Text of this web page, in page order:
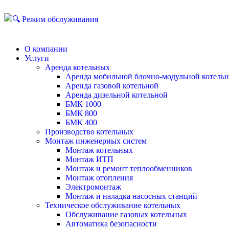
О компании
Услуги
Аренда котельных
Аренда мобильной блочно-модульной
Аренда газовой котельной
Аренда дизельной котельной
БМК 1000
БМК 800
БМК 400
Производство котельных
Монтаж инженерных систем
Монтаж котельных
Монтаж ИТП
Монтаж и ремонт теплообменников
Монтаж отопления
Электромонтаж
Монтаж и наладка насосных станций
Техническое обслуживание котельных
Обслуживание газовых котельных
Автоматика безопасности